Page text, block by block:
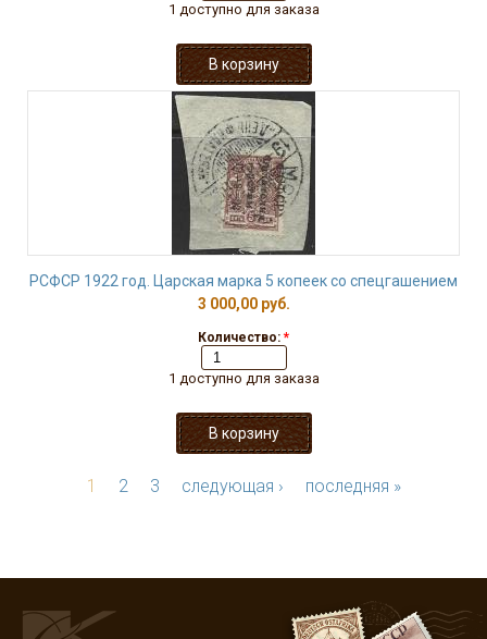
1 доступно для заказа
РСФСР 1922 год. Царская марка 5 копеек со спецгашением
3 000,00 руб.
Количество: *
1 доступно для заказа
1 2 3 следующая › последняя »